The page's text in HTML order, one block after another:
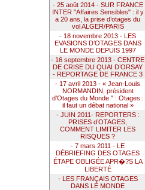
- 25 août 2014 - SUR FRANCE
INTER "Affaires Sensibles" : il y
a 20 ans, la prise d’otages du
vol ALGER/PARIS
- 18 novembre 2013 - LES
EVASIONS D’OTAGES DANS
LE MONDE DEPUIS 1997
- 16 septembre 2013 - CENTRE
DE CRISE DU QUAI D’ORSAY
- REPORTAGE DE FRANCE 3
- 17 avril 2013 - « Jean-Louis
NORMANDIN, président
d’Otages du Monde " : Otages :
il faut un débat national »
- JUIN 2011- REPORTERS :
PRISES d’OTAGES,
COMMENT LIMITER LES
RISQUES ?
- 7 mars 2011 - LE
DÉBRIEFING DES OTAGES
ÉTAPE OBLIGÉE APR�?S LA
LIBERTÉ
- LES FRANÇAIS OTAGES
DANS LE MONDE